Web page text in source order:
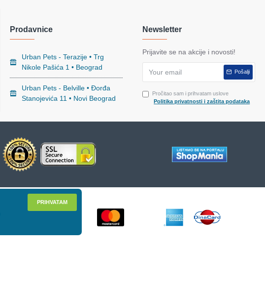
Prodavnice
Urban Pets - Terazije • Trg
Nikole Pašića 1 • Beograd
Urban Pets - Belville • Đorđa
Stanojevića 11 • Novi Beograd
Newsletter
Prijavite se na akcije i novosti!
Pošalji
Pročitao sam i prihvatam uslove
Politika privatnosti i zaštita podataka
PRIHVATAM